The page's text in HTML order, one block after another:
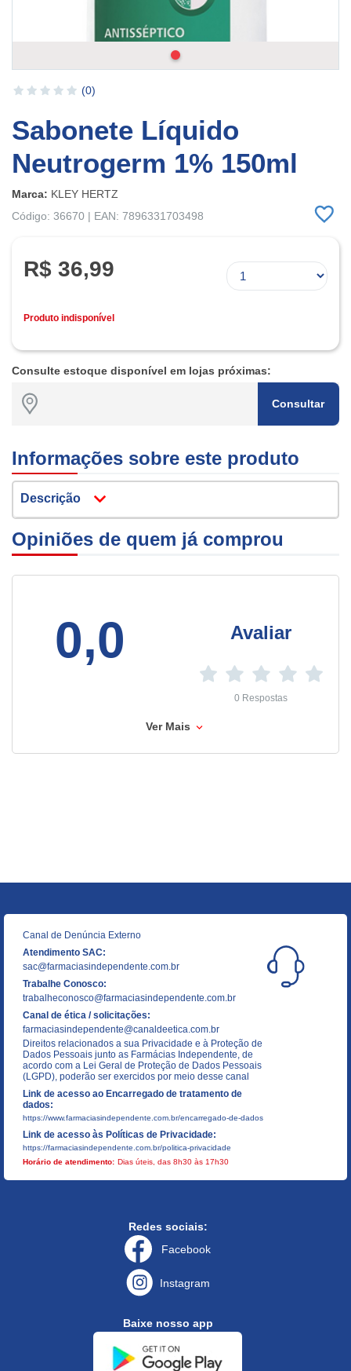
(0)
Sabonete Líquido
Neutrogerm 1% 150ml
Marca: KLEY HERTZ
Código: 36670 | EAN: 7896331703498
R$ 36,99
Produto indisponível
Consulte estoque disponível em lojas próximas:
Consultar
Informações sobre este produto
Descrição
Opiniões de quem já comprou
0,0 Avaliar
0 Respostas
Ver Mais
Canal de Denúncia Externo
Atendimento SAC:
sac@farmaciasindependente.com.br
Trabalhe Conosco:
trabalheconosco@farmaciasindependente.com.br
Canal de ética / solicitações:
farmaciasindependente@canaldeetica.com.br
Direitos relacionados a sua Privacidade e à Proteção de
Dados Pessoais junto as Farmácias Independente, de
acordo com a Lei Geral de Proteção de Dados Pessoais
(LGPD), poderão ser exercidos por meio desse canal
Link de acesso ao Encarregado de tratamento de
dados:
https://www.farmaciasindependente.com.br/encarregado-de-dados
Link de acesso às Políticas de Privacidade:
https://farmaciasindependente.com.br/politica-privacidade
Horário de atendimento: Dias úteis, das 8h30 às 17h30
Redes sociais:
Facebook
Instagram
Baixe nosso app